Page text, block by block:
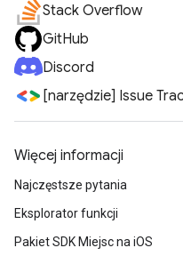
Stack Overflow
GitHub
Discord
[narzędzie] Issue
Więcej informacji
Najczęstsze pytania
Eksplorator funkcji
Pakiet SDK Miejsc na iOS